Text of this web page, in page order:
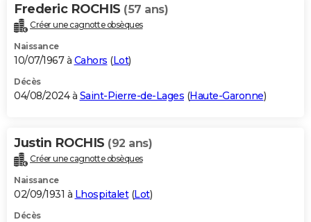
Bricolage
Lifestyle
Culture
Sport
Auto
Television
Voyage
Cinema
Frederic ROCHIS (57 ans)
Créer une cagnotte obsèques
Naissance
10/07/1967 à Cahors (Lot)
Décès
04/08/2024 à Saint-Pierre-de-Lages (Haute-Garonne)
Justin ROCHIS (92 ans)
Créer une cagnotte obsèques
Naissance
02/09/1931 à Lhospitalet(Lot)
Décès